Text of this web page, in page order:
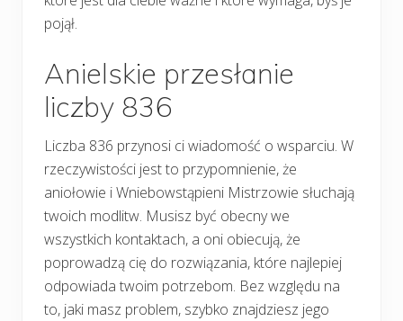
pojął.
Anielskie przesłanie
liczby 836
Liczba 836 przynosi ci wiadomość o wsparciu. W
rzeczywistości jest to przypomnienie, że
aniołowie i Wniebowstąpieni Mistrzowie słuchają
twoich modlitw. Musisz być obecny we
wszystkich kontaktach, a oni obiecują, że
poprowadzą cię do rozwiązania, które najlepiej
odpowiada twoim potrzebom. Bez względu na
to, jaki masz problem, szybko znajdziesz jego